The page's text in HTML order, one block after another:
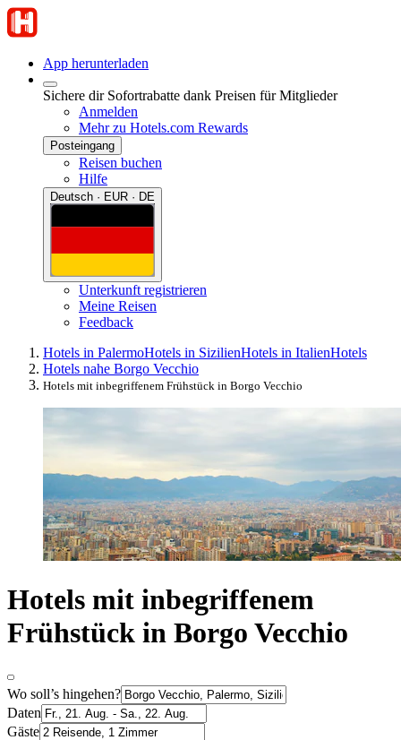
App herunterladen
Sichere dir Sofortrabatte dank Preisen für Mitglieder
Anmelden
Mehr zu Hotels.com Rewards
Posteingang
Reisen buchen
Hilfe
Deutsch · EUR · DE
Unterkunft registrieren
Meine Reisen
Feedback
Hotels in PalermoHotels in SizilienHotels in ItalienHotels
Hotels nahe Borgo Vecchio
Hotels mit inbegriffenem Frühstück in Borgo Vecchio
Hotels mit inbegriffenem
Frühstück in Borgo Vecchio
Wo soll’s hingehen?
Daten
Gäste